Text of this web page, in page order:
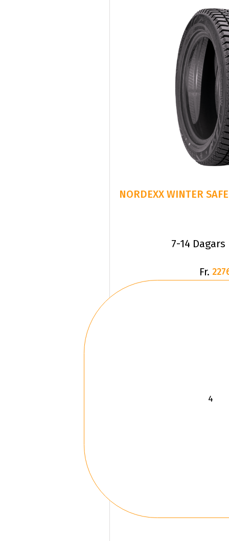
NORDEXX WINTER
7-14
Fr.